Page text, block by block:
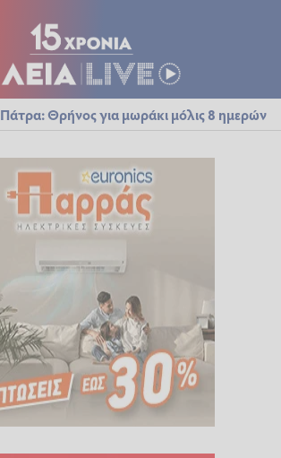
Πάτρα: Θρήνος για μωράκι μόλις 8 ημερών